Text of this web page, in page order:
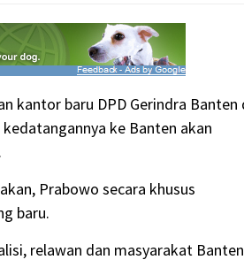
kantor baru DPD Gerindra Banten
ke Banten akan
Prabowo secara khusus
baru.
relawan dan masyarakat